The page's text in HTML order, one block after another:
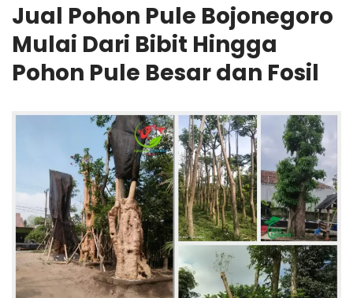
Jual Pohon Pule Bojonegoro
Mulai Dari Bibit Hingga
Pohon Pule Besar dan Fosil